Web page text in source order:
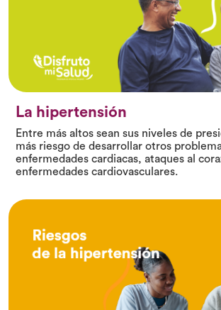
La hipertensión
Entre más altos sean sus niveles de
más riesgo de desarrollar otros
enfermedades cardiacas, ataques al
enfermedades cardiovasculares.